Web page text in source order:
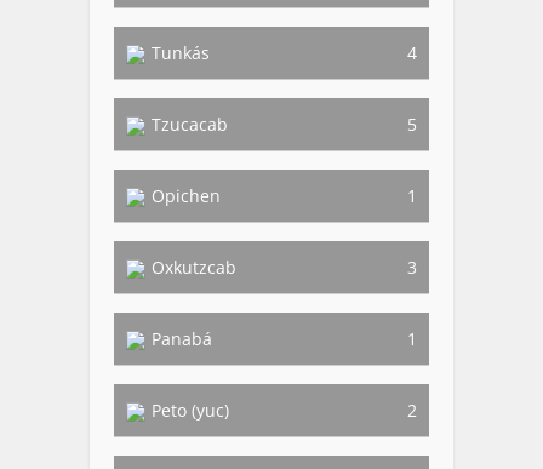
Tunkás 4
Tzucacab 5
Opichen 1
Oxkutzcab 3
Panabá 1
Peto (yuc) 2